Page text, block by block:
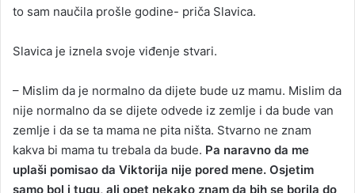
to sam naučila prošle godine- priča Slavica.
Slavica je iznela svoje viđenje stvari.
– Mislim da je normalno da dijete bude uz mamu. Mislim da
nije normalno da se dijete odvede iz zemlje i da bude van
zemlje i da se ta mama ne pita ništa. Stvarno ne znam
kakva bi mama tu trebala da bude. Pa naravno da me
uplaši pomisao da Viktorija nije pored mene. Osjetim
samo bol i tugu, ali opet nekako znam da bih se borila do